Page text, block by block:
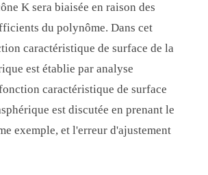
K sera biaisée en raison des
du polynôme. Dans cet
caractéristique de surface de la
est établie par analyse
caractéristique de surface
est discutée en prenant le
exemple, et l'erreur d'ajustement